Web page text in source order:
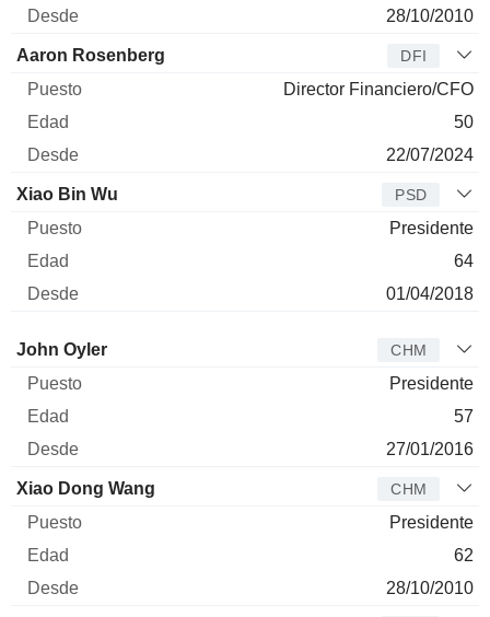
28/10/2010
Aaron Rosenberg DFI
Director Financiero/CFO
50
22/07/2024
Xiao Bin Wu PSD
Presidente
64
01/04/2018
Administrador
John Oyler CHM
Presidente
57
27/01/2016
Xiao Dong Wang CHM
Presidente
62
28/10/2010